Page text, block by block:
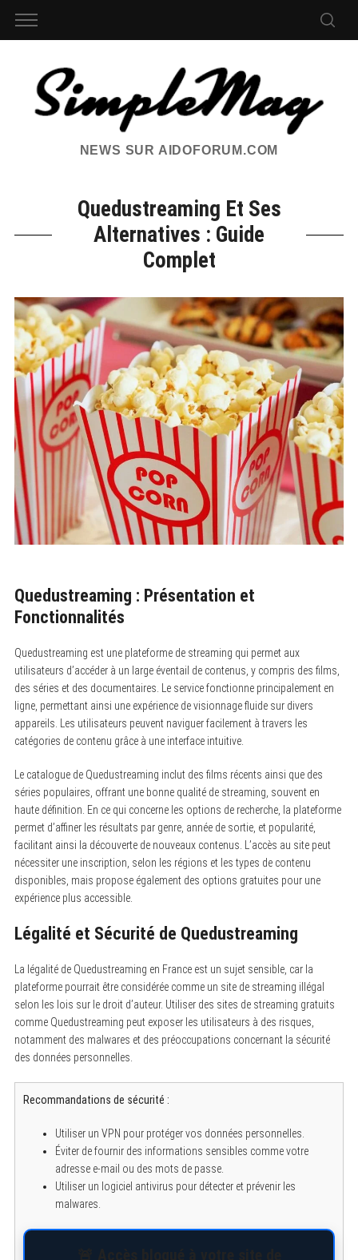
NEWS SUR AIDOFORUM.COM
Quedustreaming Et Ses
Alternatives : Guide
Complet
Quedustreaming : Présentation et
Fonctionnalités
Quedustreaming est une plateforme de streaming qui permet aux
utilisateurs d’accéder à un large éventail de contenus, y compris des films,
des séries et des documentaires. Le service fonctionne principalement en
ligne, permettant ainsi une expérience de visionnage fluide sur divers
appareils. Les utilisateurs peuvent naviguer facilement à travers les
catégories de contenu grâce à une interface intuitive.
Le catalogue de Quedustreaming inclut des films récents ainsi que des
séries populaires, offrant une bonne qualité de streaming, souvent en
haute définition. En ce qui concerne les options de recherche, la plateforme
permet d’affiner les résultats par genre, année de sortie, et popularité,
facilitant ainsi la découverte de nouveaux contenus. L’accès au site peut
nécessiter une inscription, selon les régions et les types de contenu
disponibles, mais propose également des options gratuites pour une
expérience plus accessible.
Légalité et Sécurité de Quedustreaming
La légalité de Quedustreaming en France est un sujet sensible, car la
plateforme pourrait être considérée comme un site de streaming illégal
selon les lois sur le droit d’auteur. Utiliser des sites de streaming gratuits
comme Quedustreaming peut exposer les utilisateurs à des risques,
notamment des malwares et des préoccupations concernant la sécurité
des données personnelles.
Recommandations de sécurité :
Utiliser un VPN pour protéger vos données personnelles.
Éviter de fournir des informations sensibles comme votre
adresse e-mail ou des mots de passe.
Utiliser un logiciel antivirus pour détecter et prévenir les
malwares.